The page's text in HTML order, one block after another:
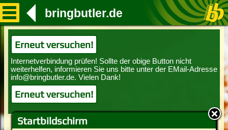
Startbildschirm
bringbutler.de
Erneut versuchen!
Erneut versuchen!